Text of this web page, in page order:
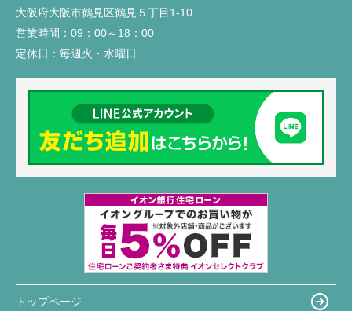
大阪府大阪市鶴見区鶴見５丁目1-10
営業時間： 09：00～18：00
定休日： 毎週火・水曜日
トップページ